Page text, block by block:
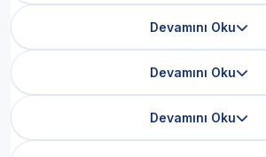
Devamını Oku
Devamını Oku
Devamını Oku